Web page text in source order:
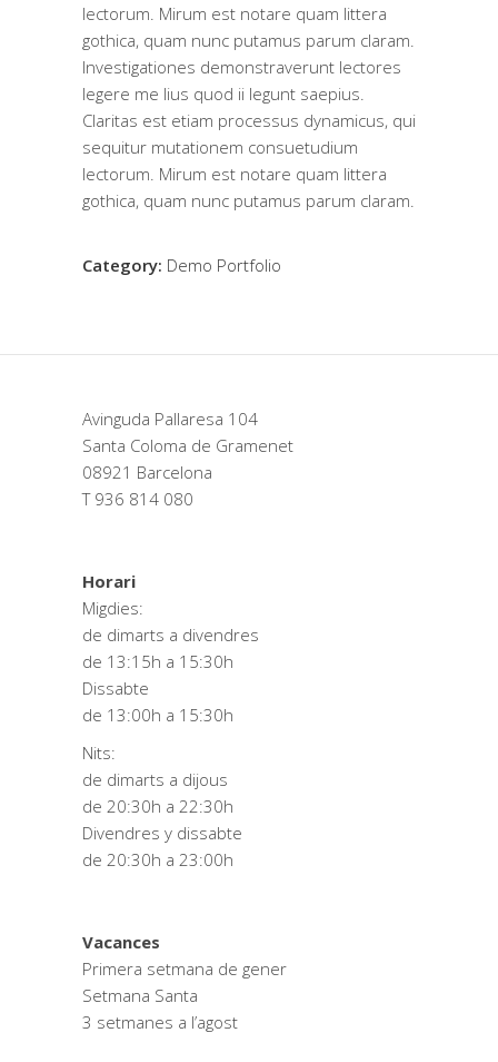
lectorum. Mirum est notare quam littera
gothica, quam nunc putamus parum claram.
Investigationes demonstraverunt lectores
legere me lius quod ii legunt saepius.
Claritas est etiam processus dynamicus, qui
sequitur mutationem consuetudium
lectorum. Mirum est notare quam littera
gothica, quam nunc putamus parum claram.
Category: Demo Portfolio
Avinguda Pallaresa 104
Santa Coloma de Gramenet
08921 Barcelona
T 936 814 080
Horari
Migdies:
de dimarts a divendres
de 13:15h a 15:30h
Dissabte
de 13:00h a 15:30h
Nits:
de dimarts a dijous
de 20:30h a 22:30h
Divendres y dissabte
de 20:30h a 23:00h
Vacances
Primera setmana de gener
Setmana Santa
3 setmanes a l’agost